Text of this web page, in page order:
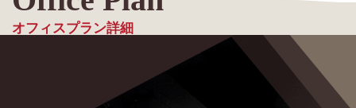
オフィスプラン詳細